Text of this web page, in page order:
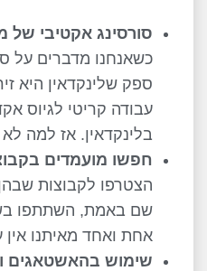
סורסינג אקטיבי של
כשאנחנו מדברים על
עבודה קריטי לגיוס
בלינקדאין. אז למה
חפשו מועמדים
הצטרפו לקבוצות
שם באמת, השתתפו
אחת ואחד מאיתנו אין
שימוש בהאשטאגים